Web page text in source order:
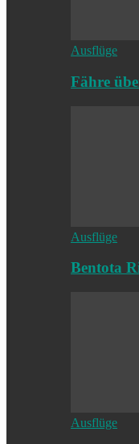
Ausflüge
Fähre
Ausflüge
Bentota
Ausflüge